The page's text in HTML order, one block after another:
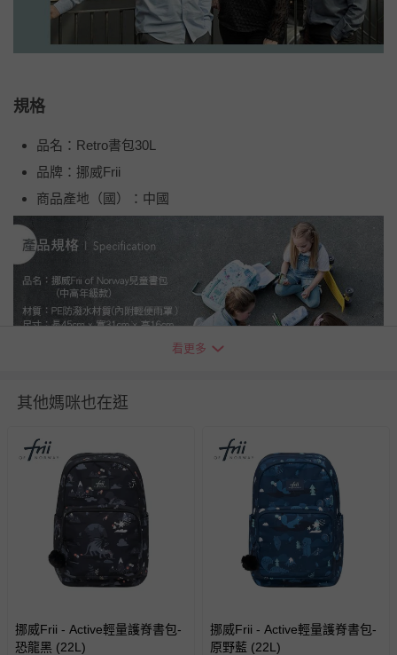
規格
品名：Retro書包30L
品牌：挪威Frii
商品產地（國）：中國
❤貼心小提醒❤
本團商品在拍攝時力求忠實呈現，但因為氣候、光線亮度，以
及每台電腦、手機或平板螢幕亮度及解析度不同，與實際成品
還是會有些差異唷，請媽咪包容。
提醒媽咪七天猶豫期並非七天試用期喔
媽咪如欲退換貨，所
退回的商品必須是全新的狀態、並且完整包裝。
瓶、奶嘴
(包括但不限於枕頭、床墊)...等情況，恕不接受退貨服
務，謝謝媽咪們的體諒。
看更多
其他媽咪也在逛
挪威Frii - Active輕量護脊書包-
恐龍黑 (22L)
挪威Frii - Active輕量護脊書包-
原野藍 (22L)